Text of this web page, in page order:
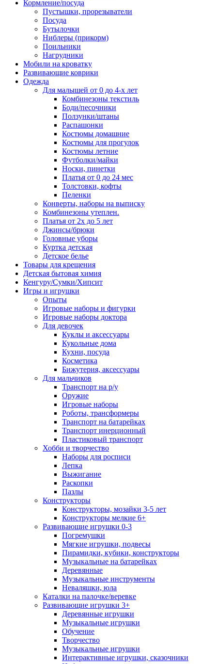
Кормление/посуда
Пустышки, прорезыватели
Посуда
Бутылочки
Ниблеры (прикорм)
Поильники
Нагрудники
Мобили на кроватку
Развивающие коврики
Одежда
Для малышей от 0 до 4-х лет
Комбинезоны текстиль
Боди/песочники
Ползунки/штаны
Распашонки
Костюмы домашние
Костюмы для прогулок
Костюмы летние
Футболки/майки
Носки, пинетки
Платья от 0 до 24 мес
Толстовки, кофты
Пеленки
Конверты, наборы на выписку
Комбинезоны утеплен.
Платья от 2х до 5 лет
Джинсы/брюки
Головные уборы
Куртка детская
Детское белье
Товары для крещения
Детская бытовая химия
Кенгуру/Сумки/Хипсит
Игры и игрушки
Опыты
Игровые наборы и фигурки
Игровые наборы доктора
Для девочек
Куклы и аксессуары
Кукольные дома
Кухни, посуда
Косметика
Бижутерия, аксессуары
Для мальчиков
Транспорт на р/у
Оружие
Игровые наборы
Роботы, трансформеры
Транспорт на батарейках
Транспорт инерционный
Пластиковый транспорт
Хобби и творчество
Наборы для росписи
Лепка
Выжигание
Раскопки
Пазлы
Конструкторы
Конструкторы, мозайки 3-5 лет
Конструкторы мелкие 6+
Развивающие игрушки 0-3
Погремушки
Мягкие игрушки, подвесы
Пирамидки, кубики, конструкторы
Музыкальные на батарейках
Деревянные
Музыкальные инструменты
Неваляшки, юла
Каталки на палочке/веревке
Развивающие игрушки 3+
Деревянные игрушки
Музыкальные игрушки
Обучение
Творчество
Музыкальные игрушки
Интерактивные игрушки, сказочники